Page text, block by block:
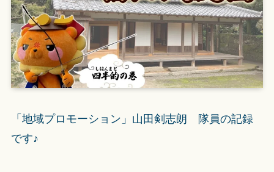
「地域プロモーション」山田剣志朗 隊員の記録
です♪